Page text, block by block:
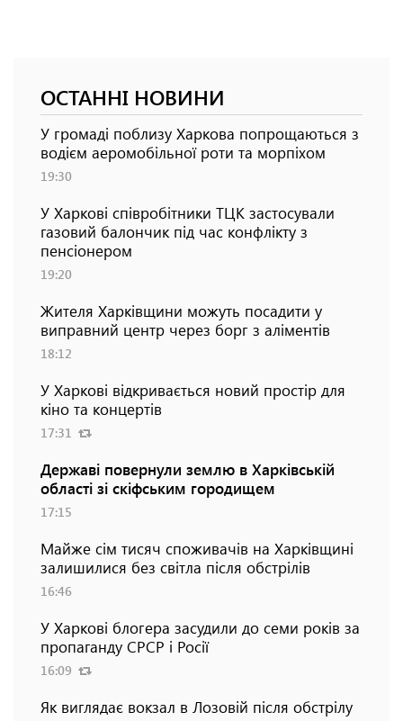
ОСТАННІ НОВИНИ
У громаді поблизу Харкова попрощаються з
водієм аеромобільної роти та морпіхом
19:30
У Харкові співробітники ТЦК застосували
газовий балончик під час конфлікту з
пенсіонером
19:20
Жителя Харківщини можуть посадити у
виправний центр через борг з аліментів
18:12
У Харкові відкривається новий простір для
кіно та концертів
17:31
Державі повернули землю в Харківській
області зі скіфським городищем
17:15
Майже сім тисяч споживачів на Харківщині
залишилися без світла після обстрілів
16:46
У Харкові блогера засудили до семи років за
пропаганду СРСР і Росії
16:09
Як виглядає вокзал в Лозовій після обстрілу